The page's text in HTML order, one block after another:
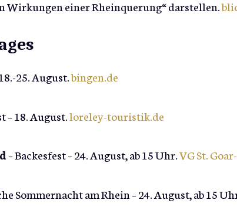
Wirkungen einer Rheinquerung“ darstellen.
25. August.bingen.de
– 18. August.loreley-touristik.de
– Backesfest – 24. August, ab 15 Uhr.VG St.
Sommernacht am Rhein – 24. August, ab 15